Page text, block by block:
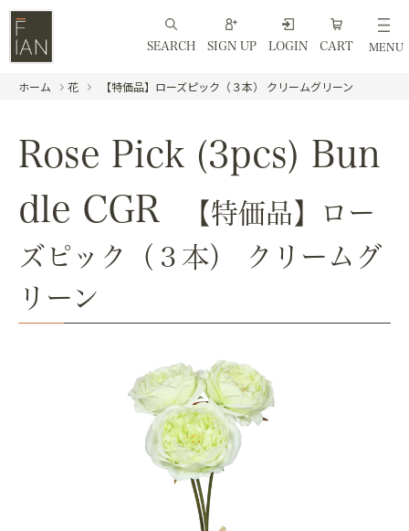
SEARCH SIGN UP LOGIN CART MENU
ホーム 花 【特価品】ローズピック（３本） クリームグリーン
Rose Pick (3pcs) Bun
dle CGR
【特価品】ロー
ズピック（３本） クリームグ
リーン